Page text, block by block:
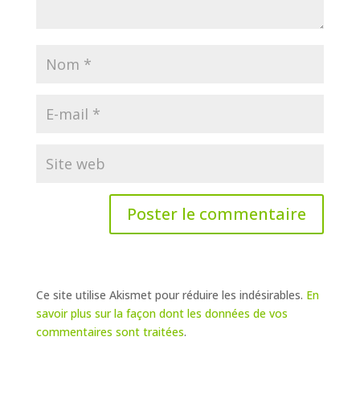
Ce site utilise Akismet pour réduire les indésirables. En
savoir plus sur la façon dont les données de vos
commentaires sont traitées.